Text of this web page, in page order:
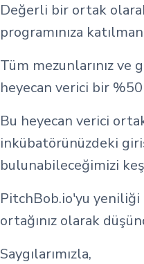
Değerli bir ortak
programınıza
Tüm mezunlarınız
heyecan verici bir
Bu heyecan verici
inkübatörünüzdeki
bulunabileceğimizi
PitchBob.io'yu
ortağınız olarak
Saygılarımızla,